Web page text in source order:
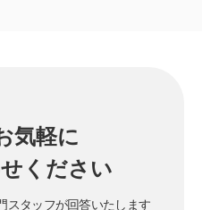
気軽に
ください
スタッフが回答いたします